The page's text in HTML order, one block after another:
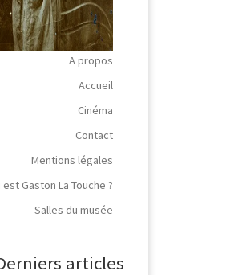
A propos
Accueil
Cinéma
Contact
Mentions légales
est Gaston La Touche ?
Salles du musée
articles